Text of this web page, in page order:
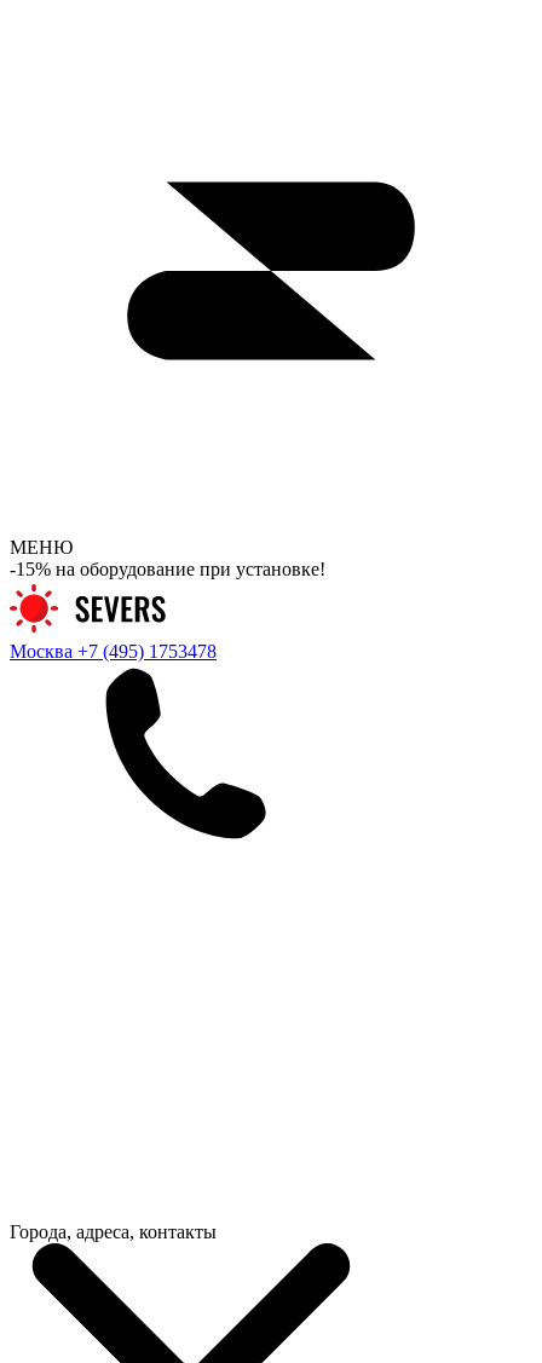
МЕНЮ
-15% на оборудование при установке!
Москва +7 (495) 1753478
Города, адреса, контакты